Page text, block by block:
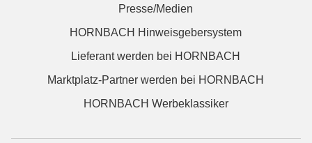
Presse/Medien
HORNBACH Hinweisgebersystem
Lieferant werden bei HORNBACH
Marktplatz-Partner werden bei HORNBACH
HORNBACH Werbeklassiker